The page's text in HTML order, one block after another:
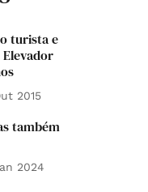
turista e
2015
também
2024